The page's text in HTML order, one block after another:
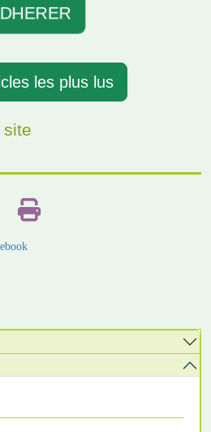
les plus lus
site